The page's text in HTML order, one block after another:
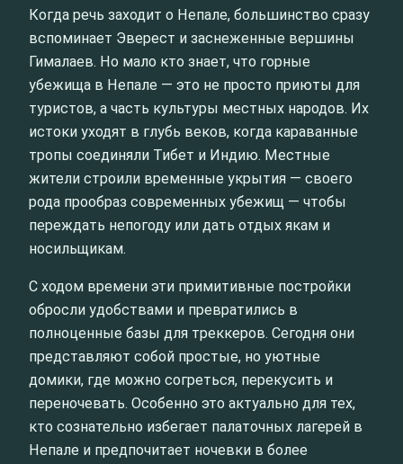
Когда речь заходит о Непале, большинство сразу
вспоминает Эверест и заснеженные вершины
Гималаев. Но мало кто знает, что горные
убежища в Непале — это не просто приюты для
туристов, а часть культуры местных народов. Их
истоки уходят в глубь веков, когда караванные
тропы соединяли Тибет и Индию. Местные
жители строили временные укрытия — своего
рода прообраз современных убежищ — чтобы
переждать непогоду или дать отдых якам и
носильщикам.
С ходом времени эти примитивные постройки
обросли удобствами и превратились в
полноценные базы для треккеров. Сегодня они
представляют собой простые, но уютные
домики, где можно согреться, перекусить и
переночевать. Особенно это актуально для тех,
кто сознательно избегает палаточных лагерей в
Непале и предпочитает ночевки в более